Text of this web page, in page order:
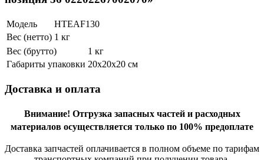
Модель
HTEAF130
Вес (нетто) 1 кг
Вес (брутто)
1 кг
Габариты упаковки 20х20х20 см
Доставка и оплата
Внимание! Отгрузка запасных частей и расходных
материалов осуществляется только по 100% предоплате
Доставка запчастей оплачивается в полном объеме по тарифам